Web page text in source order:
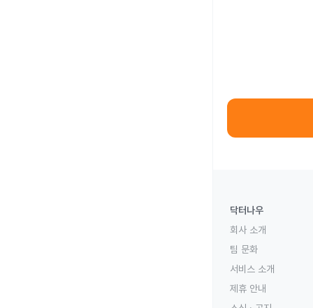
닥터나우
회사 소개
팀 문화
서비스 소개
제휴 안내